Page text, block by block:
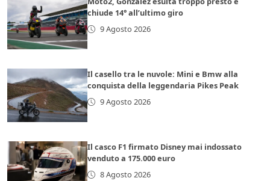
chiude 14° all’ultimo giro
9 Agosto 2026
Il casello tra le nuvole: Mini e Bmw alla
conquista della leggendaria Pikes Peak
9 Agosto 2026
Il casco F1 firmato Disney mai indossato
venduto a 175.000 euro
8 Agosto 2026